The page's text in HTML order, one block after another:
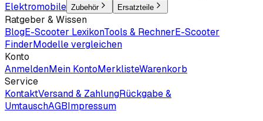
Elektromobile Zubehör Ersatzteile
Ratgeber & Wissen
BlogE-Scooter LexikonTools & RechnerE-Scooter
FinderModelle vergleichen
Konto
AnmeldenMein KontoMerklisteWarenkorb
Service
KontaktVersand & ZahlungRückgabe &
UmtauschAGBImpressum